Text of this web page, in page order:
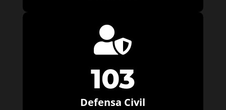

103
Defensa Civil